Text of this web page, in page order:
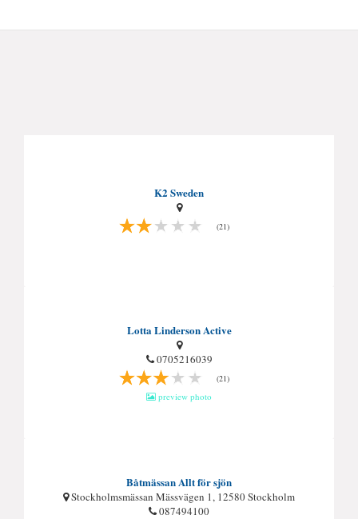
K2 Sweden
(21)
Lotta Linderson Active
0705216039
(21)
preview photo
Båtmässan Allt för sjön
Stockholmsmässan Mässvägen 1, 12580 Stockholm
087494100